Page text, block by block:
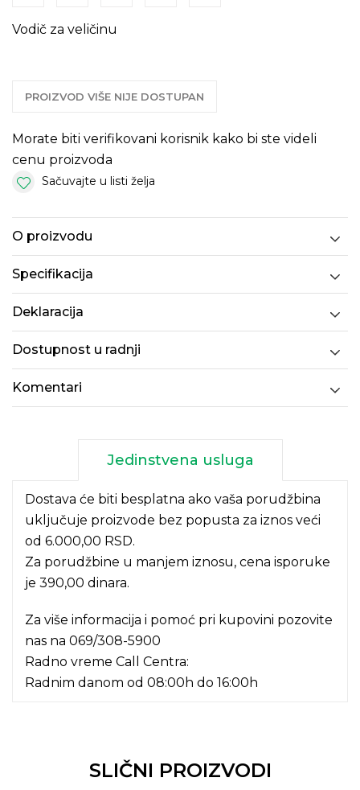
Vodič za veličinu
PROIZVOD VIŠE NIJE DOSTUPAN
Morate biti verifikovani korisnik kako bi ste videli
cenu proizvoda
Sačuvajte u listi želja
O proizvodu
Specifikacija
Deklaracija
Dostupnost u radnji
Komentari
Jedinstvena usluga
Dostava će biti besplatna ako vaša porudžbina
uključuje proizvode bez popusta za iznos veći
od 6.000,00 RSD.
Za porudžbine u manjem iznosu, cena isporuke
je 390,00 dinara.
Za više informacija i pomoć pri kupovini pozovite
nas na 069/308-5900
Radno vreme Call Centra:
Radnim danom od 08:00h do 16:00h
SLIČNI PROIZVODI